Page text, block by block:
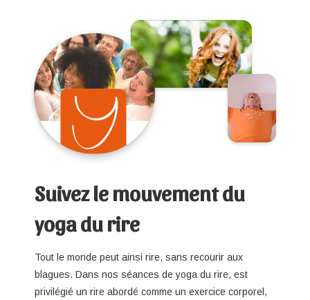
Suivez le mouvement du
yoga du rire
Tout le monde peut ainsi rire, sans recourir aux
blagues. Dans nos séances de yoga du rire, est
privilégié un rire abordé comme un exercice corporel,